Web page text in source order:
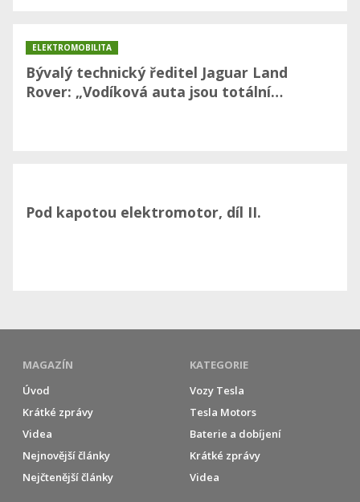
Bývalý technický ředitel Jaguar Land
Rover: „Vodíková auta jsou totální…
ELEKTROMOBILITA
Pod kapotou elektromotor, díl II.
MAGAZÍN
Úvod
Krátké zprávy
Videa
Nejnovější články
Nejčtenější články
KATEGORIE
Vozy Tesla
Tesla Motors
Baterie a dobíjení
Krátké zprávy
Videa